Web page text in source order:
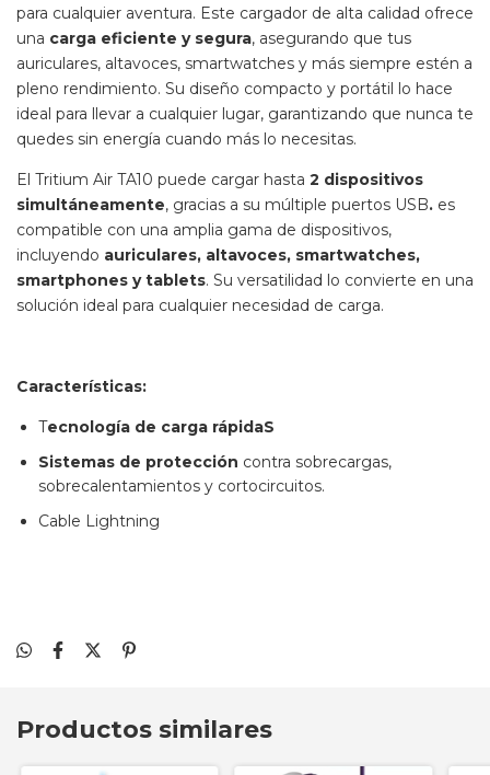
para cualquier aventura. Este cargador de alta calidad ofrece
una carga eficiente y segura, asegurando que tus
auriculares, altavoces, smartwatches y más siempre estén a
pleno rendimiento. Su diseño compacto y portátil lo hace
ideal para llevar a cualquier lugar, garantizando que nunca te
quedes sin energía cuando más lo necesitas.
El Tritium Air TA10 puede cargar hasta 2 dispositivos
simultáneamente, gracias a su múltiple puertos USB. es
compatible con una amplia gama de dispositivos,
incluyendo auriculares, altavoces, smartwatches,
smartphones y tablets. Su versatilidad lo convierte en una
solución ideal para cualquier necesidad de carga.
Características:
Tecnología de carga rápidaS
Sistemas de protección contra sobrecargas,
sobrecalentamientos y cortocircuitos.
Cable Lightning
Productos similares